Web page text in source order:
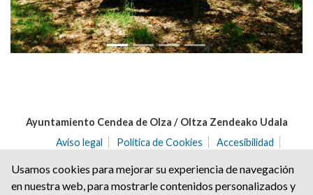
Ayuntamiento Cendea de Olza / Oltza Zendeako Udala
Aviso legal
Política de Cookies
Accesibilidad
C/ del Angulo nº 2 | C.P.: 31171 | Ororbia (NAVARRA)
Tel. 948 32 20 68 | Fax. 948 32 21 04
Usamos cookies para mejorar su experiencia de navegación
en nuestra web, para mostrarle contenidos personalizados y